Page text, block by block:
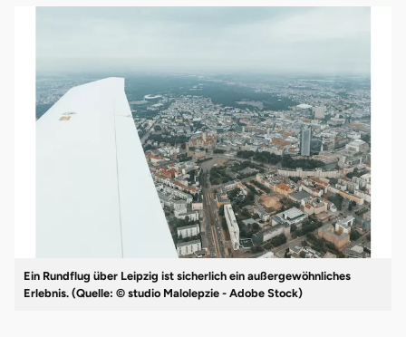
Ein Rundflug über Leipzig ist sicherlich ein außergewöhnliches
Erlebnis. (Quelle: © studio Malolepzie - Adobe Stock)